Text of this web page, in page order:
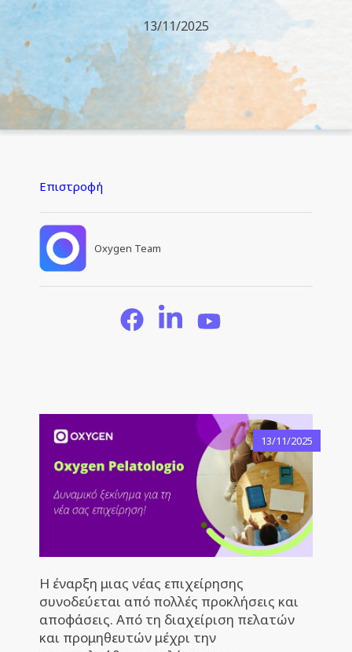
13/11/2025
Επιστροφή
Oxygen Team
13/11/2025
Η έναρξη μιας νέας επιχείρησης
συνοδεύεται από πολλές προκλήσεις και
αποφάσεις. Από τη διαχείριση πελατών
και προμηθευτών μέχρι την